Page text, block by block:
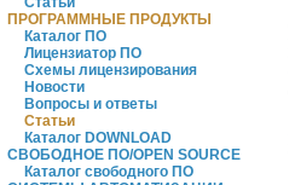
ПРОГРАММНЫЕ ПРОДУКТЫ
Каталог ПО
Лицензиатор ПО
Схемы лицензирования
Новости
Вопросы и ответы
Статьи
Каталог DOWNLOAD
СВОБОДНОЕ ПО/OPEN SOURCE
Каталог свободного ПО